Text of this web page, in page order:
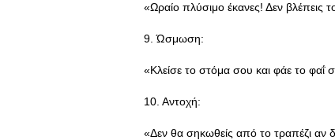
«Ωραίο πλύσιμο έκανες! Δεν βλέπεις
9. Ώσμωση:
«Κλείσε το στόμα σου και φάε το φαΐ
10. Αντοχή:
«Δεν θα σηκωθείς από το τραπέζι αν